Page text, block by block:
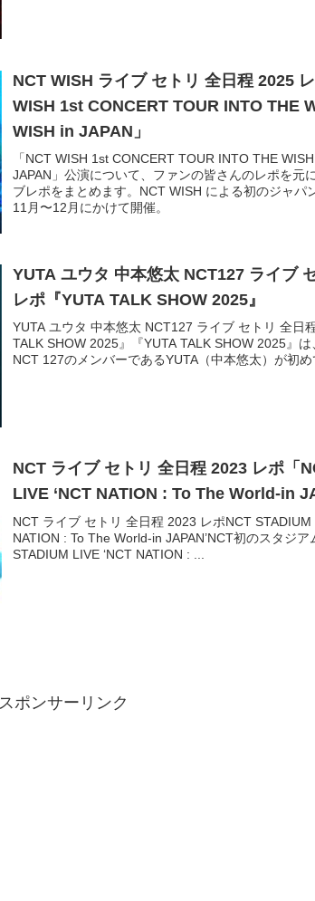
NCT WISH ライブ セトリ 全日程 2025
WISH 1st CONCERT TOUR INTO THE
WISH in JAPAN」
「NCT WISH 1st CONCERT TOUR INTO THE
JAPAN」公演について、ファンの皆さんのレポを元
ブレポをまとめます。NCT WISH による初のジャパ
11月〜12月にかけて開催。
YUTA ユウタ 中本悠太 NCT127 ライブ
レポ『YUTA TALK SHOW 2025』
YUTA ユウタ 中本悠太 NCT127 ライブ セトリ 全日
TALK SHOW 2025』『YUTA TALK SHOW 2025』
NCT 127のメンバーであるYUTA（中本悠太）が初
NCT ライブ セトリ 全日程 2023 レポ「
LIVE ‘NCT NATION : To The World-in
NCT ライブ セトリ 全日程 2023 レポNCT STADIUM
NATION : To The World-in JAPAN’NCT初のスタジア
STADIUM LIVE ‘NCT NATION : ...
スポンサーリンク